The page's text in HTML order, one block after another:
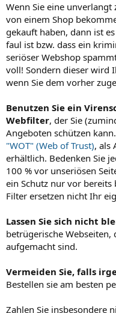
Wenn Sie eine unverlangt
von einem Shop
gekauft haben, dann ist
faul ist bzw. dass ein
seriöser Webshop
voll! Sondern dieser wird
wenn Sie dem vorher
Benutzen Sie ein
Webfilter, der Sie
Angeboten schützen
"WOT" (Web of Trust), als
erhältlich. Bedenken Sie
100 % vor unseriösen
ein Schutz nur vor bereits
Filter ersetzen nicht Ihr
Lassen Sie sich nicht
betrügerische
aufgemacht sind.
Vermeiden Sie, falls
Bestellen sie am besten
Zahlen Sie insbesondere